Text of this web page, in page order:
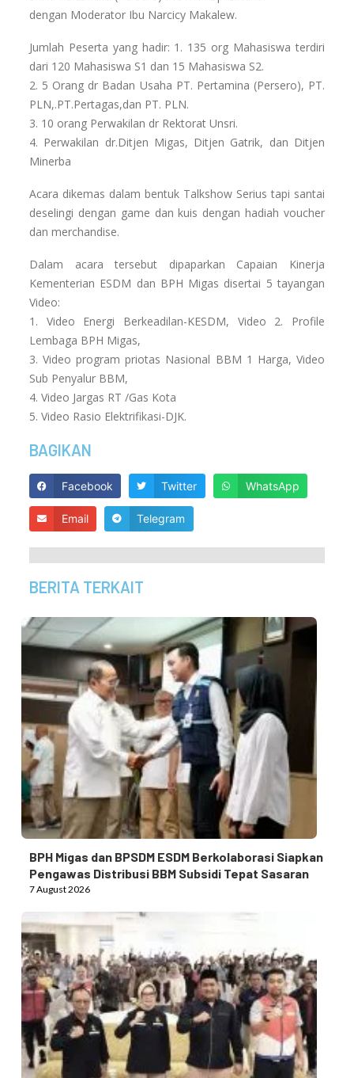
dengan Moderator Ibu Narcicy Makalew.
Jumlah Peserta yang hadir: 1. 135 org Mahasiswa terdiri
dari 120 Mahasiswa S1 dan 15 Mahasiswa S2.
2. 5 Orang dr Badan Usaha PT. Pertamina (Persero), PT.
PLN,.PT.Pertagas,dan PT. PLN.
3. 10 orang Perwakilan dr Rektorat Unsri.
4. Perwakilan dr.Ditjen Migas, Ditjen Gatrik, dan Ditjen
Minerba
Acara dikemas dalam bentuk Talkshow Serius tapi santai
deselingi dengan game dan kuis dengan hadiah voucher
dan merchandise.
Dalam acara tersebut dipaparkan Capaian Kinerja
Kementerian ESDM dan BPH Migas disertai 5 tayangan
Video:
1. Video Energi Berkeadilan-KESDM, Video 2. Profile
Lembaga BPH Migas,
3. Video program priotas Nasional BBM 1 Harga, Video
Sub Penyalur BBM,
4. Video Jargas RT /Gas Kota
5. Video Rasio Elektrifikasi-DJK.
BAGIKAN
Facebook Twitter WhatsApp
Email Telegram
BERITA TERKAIT
BPH Migas dan BPSDM ESDM Berkolaborasi Siapkan
Pengawas Distribusi BBM Subsidi Tepat Sasaran
7 August 2026